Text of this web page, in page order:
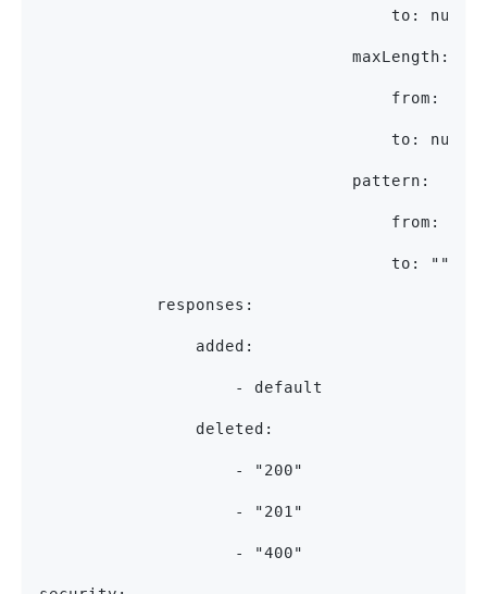
                                    to: null
                                maxLength:
                                    from: 29
                                    to: null
                                pattern:
from:
                                    to: ""
            responses:
                added:
                    - default
                deleted:
                    - "200"
                    - "201"
                    - "400"